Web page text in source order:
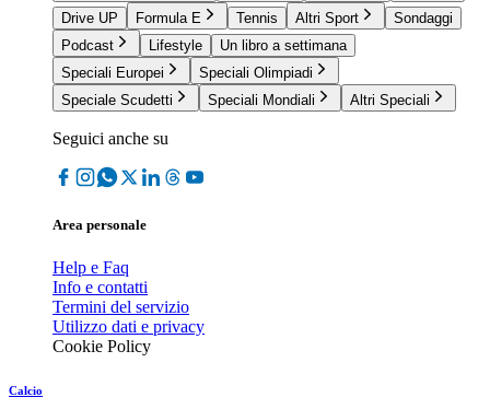
Drive UP
Formula E Tennis Altri Sport
Sondaggi
Podcast
Lifestyle
Un libro a settimana
Speciali Europei
Speciali Olimpiadi
Speciale Scudetti
Speciali Mondiali Altri Speciali
Seguici anche su
Area personale
Help e Faq
Info e contatti
Termini del servizio
Utilizzo dati e privacy
Cookie Policy
Calcio